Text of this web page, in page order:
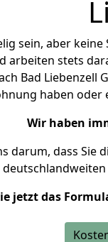
sein, aber keine
arbeiten stets
Bad Liebenzell
haben
Wir haben
darum, dass Sie
jetzt das